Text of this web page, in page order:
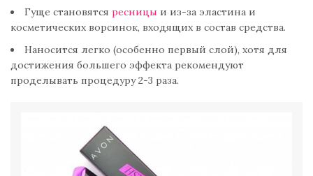
Гуще становятся ресницы и из-за эластина и
косметических ворсинок, входящих в состав средства.
Наносится легко (особенно первый слой), хотя для
достижения большего эффекта рекомендуют
проделывать процедуру 2-3 раза.